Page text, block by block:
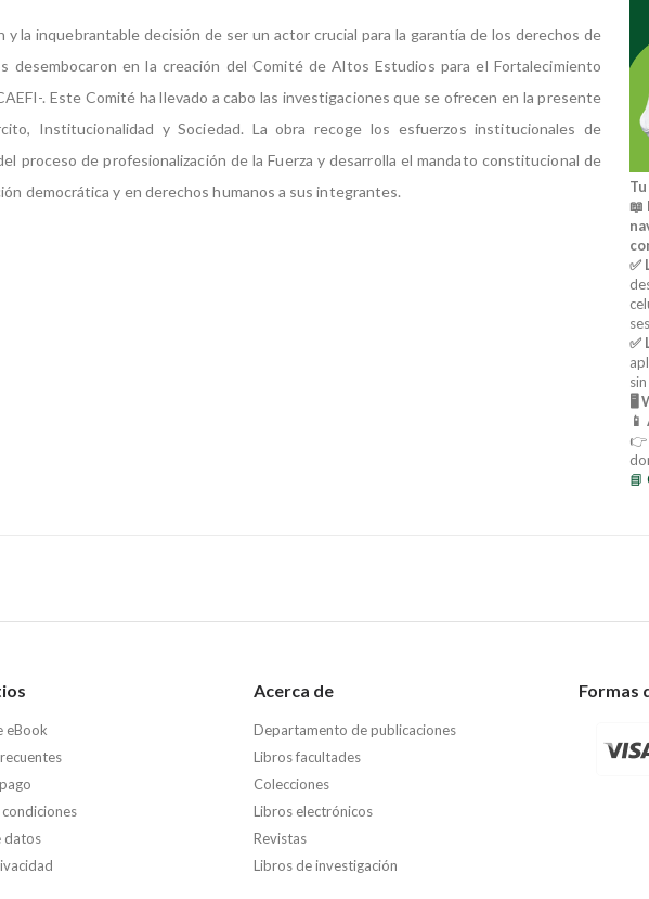
y la inquebrantable decisión de ser un actor crucial para la garantía de los derechos de
desembocaron en la creación del Comité de Altos Estudios para el Fortalecimiento
. Este Comité ha llevado a cabo las investigaciones que se ofrecen en la presente
Institucionalidad y Sociedad. La obra recoge los esfuerzos institucionales de
proceso de profesionalización de la Fuerza y desarrolla el mandato constitucional de
democrática y en derechos humanos a sus integrantes.
📖
✅
✅
🖥️
👉
📘
eBook
datos
Acerca de
Departamento de publicaciones
Libros facultades
Colecciones
Libros electrónicos
Revistas
Libros de investigación
Formas